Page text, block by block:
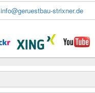
info@geruestbau-strixner.de